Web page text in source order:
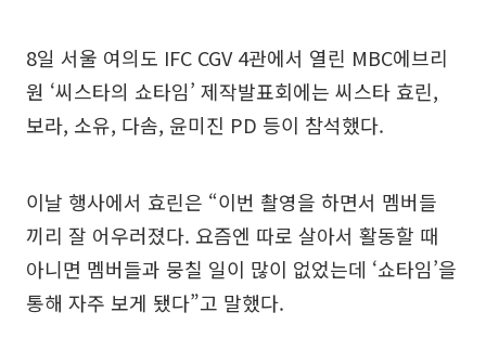
8일 서울 여의도 IFC CGV 4관에서 열린 MBC에브리
원 ‘씨스타의 쇼타임’ 제작발표회에는 씨스타 효린,
보라, 소유, 다솜, 윤미진 PD 등이 참석했다.
이날 행사에서 효린은 “이번 촬영을 하면서 멤버들
끼리 잘 어우러졌다. 요즘엔 따로 살아서 활동할 때
아니면 멤버들과 뭉칠 일이 많이 없었는데 ‘쇼타임’을
통해 자주 보게 됐다”고 말했다.